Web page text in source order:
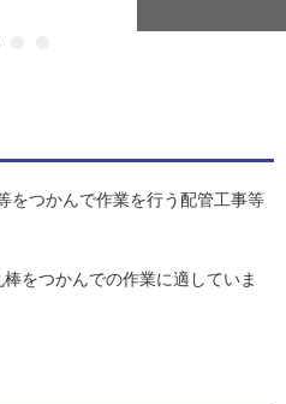
をつかんで作業を行う配管工事等
をつかんでの作業に適していま